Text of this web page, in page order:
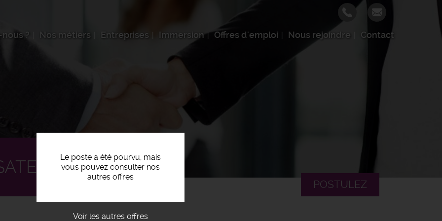
? Nos métiers Entreprises Immersion Offres d'emploi Nous rejoindre Contact
Le poste a été pourvu, mais
vous pouvez consulter nos
autres offres
Voir les autres offres
POSTULEZ
F/H